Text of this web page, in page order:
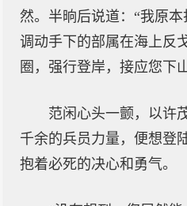
然。半晌后说道：“我原本
调动手下的部属在海上反
圈，强行登岸，接应您下
范闲心头一颤，以许
千余的兵员力量，便想登
抱着必死的决心和勇气。